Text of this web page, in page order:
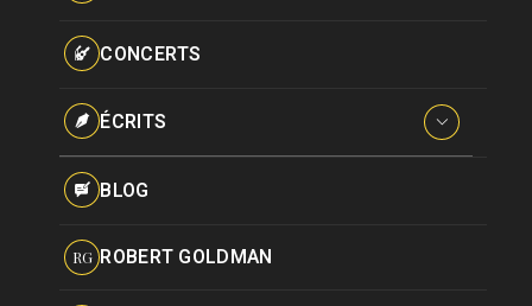
Pseudonymes
CONCERTS
ÉCRITS
Interviews
BLOG
RG ROBERT GOLDMAN